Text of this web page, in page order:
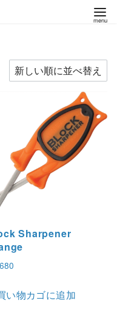
Sharpener
い物カゴに追加